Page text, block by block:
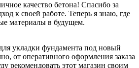
качество бетона! Спасибо за
к своей работе. Теперь я знаю, где
материалы в будущем.
укладки фундамента под новый
от оперативного оформления заказа
рекомендовать этот магазин своим